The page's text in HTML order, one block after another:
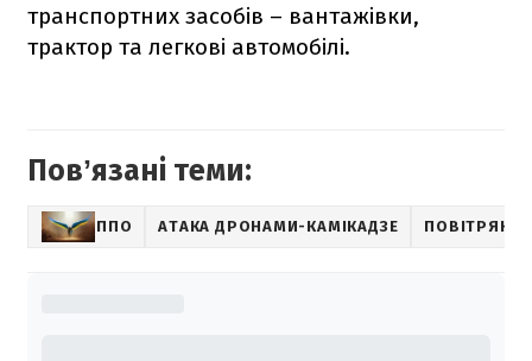
транспортних засобів – вантажівки,
трактор та легкові автомобілі.
Повʼязані теми:
ППО АТАКА ДРОНАМИ-КАМІКАДЗЕ ПОВІТРЯНІ